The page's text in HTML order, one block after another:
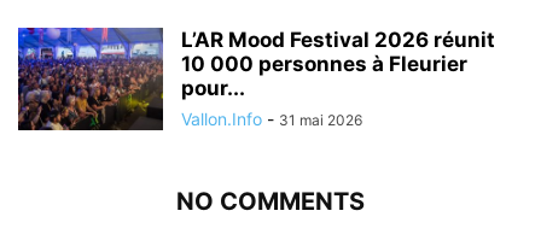
L’AR Mood Festival 2026 réunit
10 000 personnes à Fleurier
pour...
Vallon.Info - 31 mai 2026
NO COMMENTS